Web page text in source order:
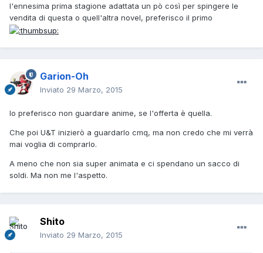
l'ennesima prima stagione adattata un pò così per spingere le
vendita di questa o quell'altra novel, preferisco il primo
Garion-Oh
Inviato 29 Marzo, 2015
Io preferisco non guardare anime, se l'offerta è quella.
Che poi U&T inizierò a guardarlo cmq, ma non credo che mi verrà
mai voglia di comprarlo.
A meno che non sia super animata e ci spendano un sacco di
soldi. Ma non me l'aspetto.
Shito
Inviato 29 Marzo, 2015